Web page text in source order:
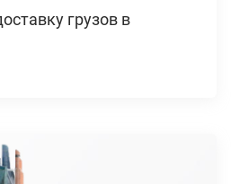
грузов в